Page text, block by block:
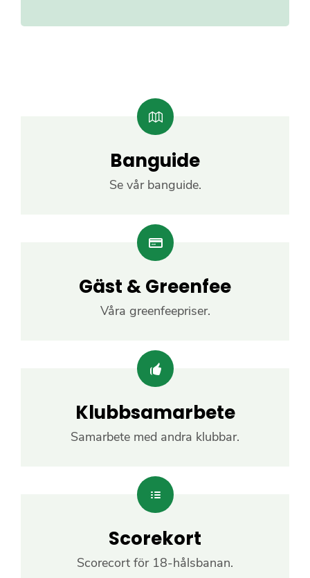
Banguide
Se vår banguide.
Gäst & Greenfee
Våra greenfeepriser.
Klubbsamarbete
Samarbete med andra klubbar.
Scorekort
Scorecort för 18-hålsbanan.